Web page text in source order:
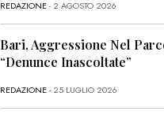
REDAZIONE- 2 AGOSTO 2026
Bari, Aggressione Nel
“Denunce Inascoltate”
REDAZIONE- 25 LUGLIO 2026